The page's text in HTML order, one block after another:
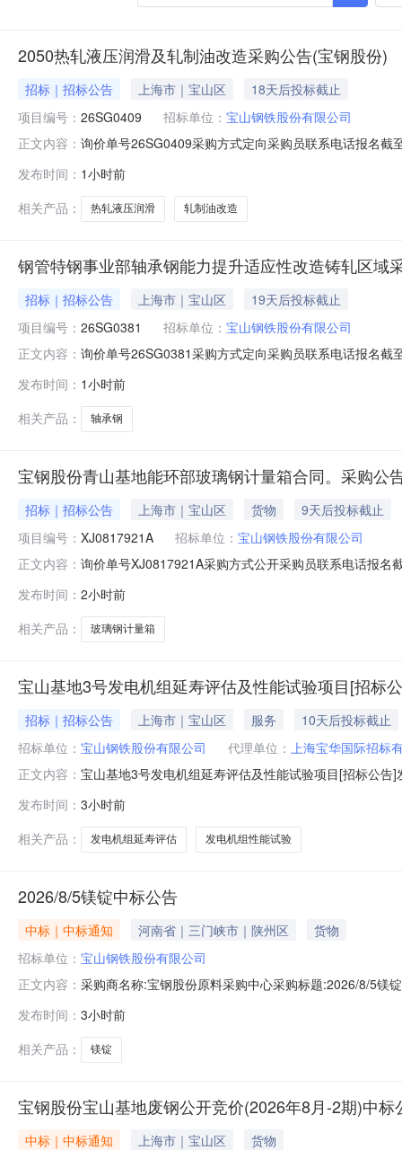
2050热轧液压润滑及轧制油改造采购公告(宝钢股份)
招标｜招标公告 上海市｜宝山区
18天后投标截止
项目编号： 26SG0409 招标单位： 宝山钢铁股份有限公司
正文内容： 询价单号26SG0409采购方式定向采购员联系电话报名
支撑辊平衡液压阀台；改造2#和3#卷取机共6套助卷辊
发布时间： 1小时前
相关产品：
热轧液压润滑 轧制油改造
钢管特钢事业部轴承钢能力提升适应性改造铸轧区域
招标｜招标公告 上海市｜宝山区
19天后投标截止
项目编号： 26SG0381 招标单位： 宝山钢铁股份有限公司
正文内容： 询价单号26SG0381采购方式定向采购员联系电话报名
款：钢管特钢事业部轴承钢能力提升适应性改造项目铸
发布时间： 1小时前
相关产品：
轴承钢
宝钢股份青山基地能环部玻璃钢计量箱合同。采购公
招标｜招标公告 上海市｜宝山区 货物
9天后投标截止
项目编号： XJ0817921A 招标单位： 宝山钢铁股份有限公司
正文内容： 询价单号XJ0817921A采购方式公开采购员联系电话报
理;原始制造厂:无;部件号:无;2.0piece2026-10-
发布时间： 2小时前
相关产品：
玻璃钢计量箱
宝山基地3号发电机组延寿评估及性能试验项目[招标
招标｜招标公告 上海市｜宝山区 服务
10天后投标截止
招标单位： 宝山钢铁股份有限公司 代理单位： 上海宝华国际招标
正文内容： 宝山基地3号发电机组延寿评估及性能试验项目[招标公
况与招标范围2.1项目地点：上海市宝山区富锦路宝山基
围：1）对
发布时间： 3小时前
相关产品：
发电机组延寿评估 发电机组性能试验
2026/8/5镁锭中标公告
中标｜中标通知 河南省｜三门峡市｜陕州区
货物
招标单位： 宝山钢铁股份有限公司
正文内容： 采购商名称:宝钢股份原料采购中心采购标题:2026/8/5镁
发布时间： 3小时前
相关产品：
镁锭
宝钢股份宝山基地废钢公开竞价(2026年8月-2期)中标
中标｜中标通知 上海市｜宝山区
货物